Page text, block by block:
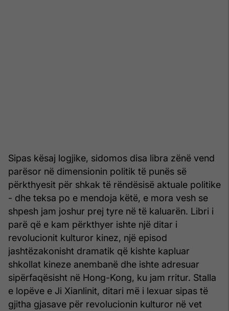
Sipas kësaj logjike, sidomos disa libra zënë vend
parësor në dimensionin politik të punës së
përkthyesit për shkak të rëndësisë aktuale politike
- dhe teksa po e mendoja këtë, e mora vesh se
shpesh jam joshur prej tyre në të kaluarën. Libri i
parë që e kam përkthyer ishte një ditar i
revolucionit kulturor kinez, një episod
jashtëzakonisht dramatik që kishte kapluar
shkollat kineze anembanë dhe ishte adresuar
sipërfaqësisht në Hong-Kong, ku jam rritur. Stalla
e lopëve e Ji Xianlinit, ditari më i lexuar sipas të
gjitha gjasave për revolucionin kulturor në vet